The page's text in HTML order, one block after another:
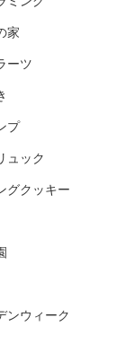
家
ーツ
プ
ュック
グクッキー
ンウィーク